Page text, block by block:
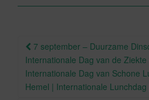
Berichtnavigatie
7 september – Duurzame
Internationale Dag van de
Internationale Dag van Schone
Hemel | Internationale